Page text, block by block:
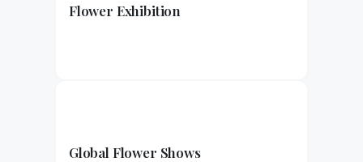
Flower Exhibition
Global Flower Shows